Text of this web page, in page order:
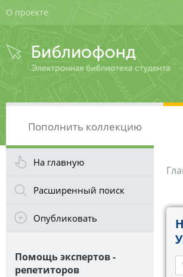
О проекте
Пополнить коллекцию
На главную
Расширенный поиск
Опубликовать
Помощь экспертов -
репетиторов